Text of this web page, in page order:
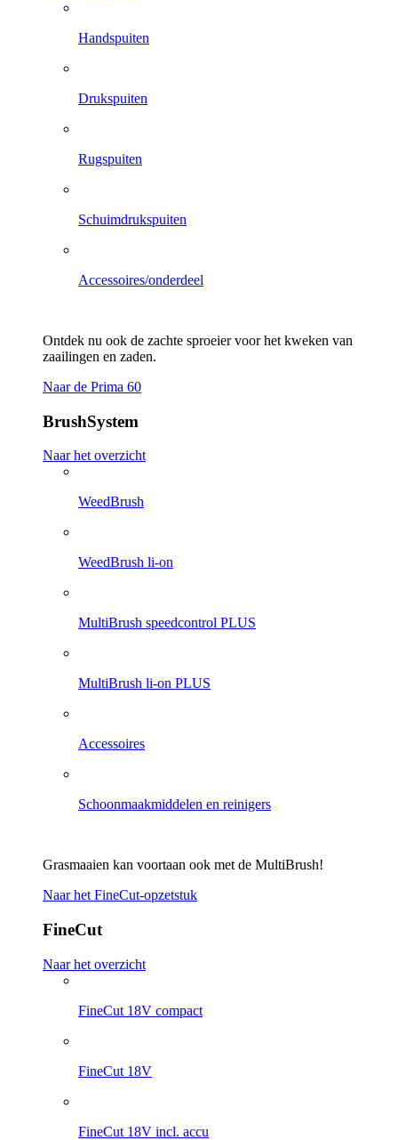
Handspuiten
Drukspuiten
Rugspuiten
Schuimdrukspuiten
Accessoires/onderdeel
Ontdek nu ook de zachte sproeier voor het kweken van
zaailingen en zaden.
Naar de Prima 60
BrushSystem
Naar het overzicht
WeedBrush
WeedBrush li-on
MultiBrush speedcontrol PLUS
MultiBrush li-on PLUS
Accessoires
Schoonmaakmiddelen en reinigers
Grasmaaien kan voortaan ook met de MultiBrush!
Naar het FineCut-opzetstuk
FineCut
Naar het overzicht
FineCut 18V compact
FineCut 18V
FineCut 18V incl. accu